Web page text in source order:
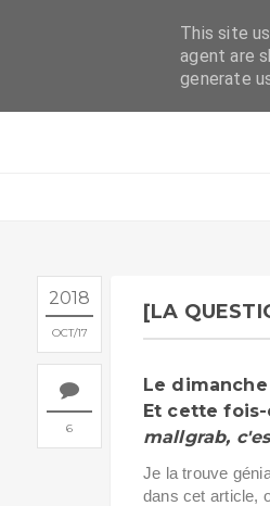
2018
OCT 17
6
[LA
Le
Et cette
mallgrab,
Je la trouve
dans cet article,
This site
agent are
generate